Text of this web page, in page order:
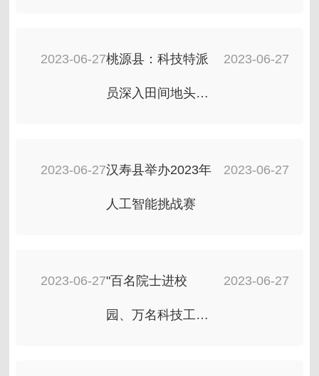
座谈会
2023-06-27桃源县：科技特派
员深入田间地头指
2023-06-27
2023-06-27汉寿县举办2023年
人工智能挑战赛
2023-06-27
2023-06-27"百名院士进校
园、万名科技工作
2023-06-27